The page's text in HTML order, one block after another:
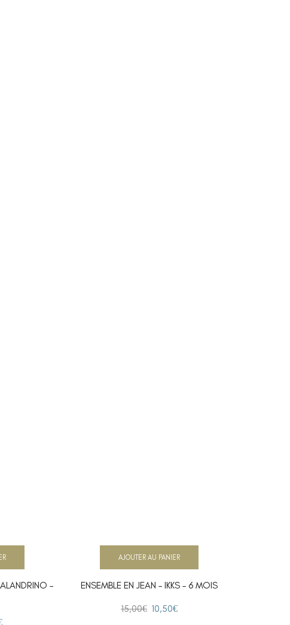
–
ENSEMBLE EN JEAN – IKKS – 6 MOIS
15,00€ 10,50€
AJOUTER AU PANIER